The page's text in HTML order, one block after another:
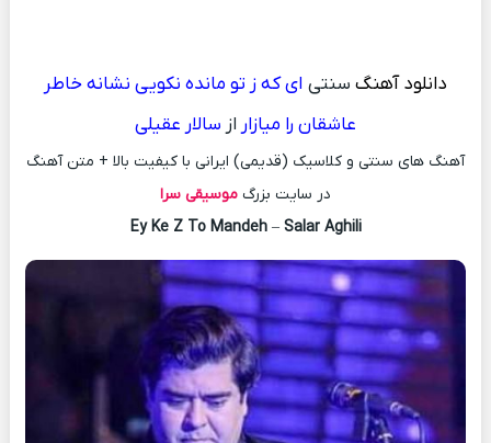
دانلود آهنگ سنتی ای که ز تو مانده نکویی نشانه خاطر
عاشقان را میازار از سالار عقیلی
آهنگ های سنتی و کلاسیک (قدیمی) ایرانی با کیفیت بالا + متن آهنگ
در سایت بزرگ موسیقی سرا
Ey Ke Z To Mandeh– Salar Aghili